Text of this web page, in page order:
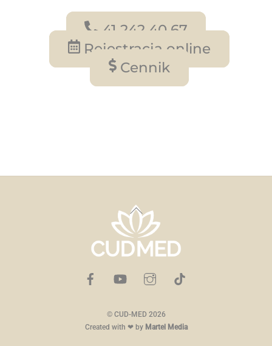
41 242 40 67
Rejestracja online
Cennik
Back
To
Top
© CUD-MED 2026
Created with ❤ by Martel Media